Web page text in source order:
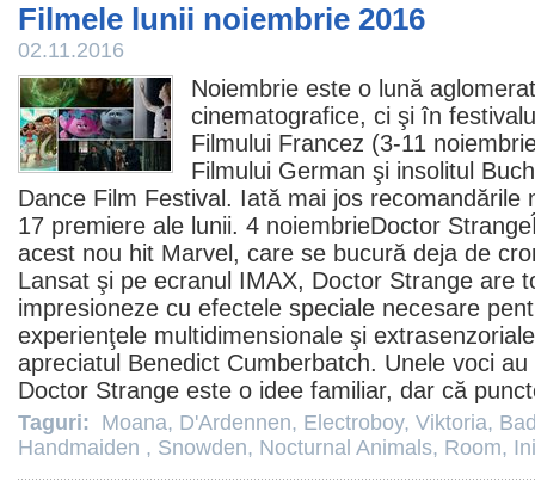
Filmele lunii noiembrie 2016
02.11.2016
Noiembrie este o lună
cinematografice, ci şi în
Filmului Francez (3-11
Filmului German şi insolitul
Dance Film Festival. Iată mai jos recomandările
17 premiere ale lunii. 4 noiembrieDoctor Strange
acest nou hit Marvel, care se bucură deja de
Lansat şi pe ecranul IMAX, Doctor Strange are
impresioneze cu efectele speciale necesare
experienţele multidimensionale şi
apreciatul Benedict Cumberbatch. Unele voci
Doctor Strange este o idee familiar, dar că
Taguri: Moana, D'Ardennen, Electroboy, Viktoria,
Handmaiden , Snowden, Nocturnal Animals, Room,